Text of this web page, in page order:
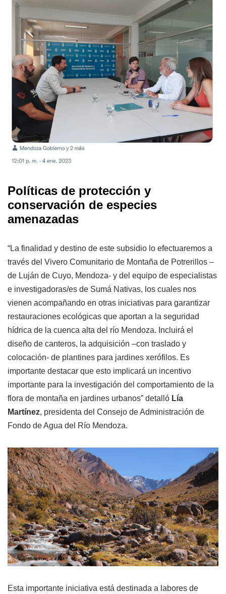
Políticas de protección y
conservación de especies
amenazadas
“La finalidad y destino de este subsidio lo efectuaremos a
través del Vivero Comunitario de Montaña de Potrerillos –
de Luján de Cuyo, Mendoza- y del equipo de especialistas
e investigadoras/es de Sumá Nativas, los cuales nos
vienen acompañando en otras iniciativas para garantizar
restauraciones ecológicas que aportan a la seguridad
hídrica de la cuenca alta del río Mendoza. Incluirá el
diseño de canteros, la adquisición –con traslado y
colocación- de plantines para jardines xerófilos. Es
importante destacar que esto implicará un incentivo
importante para la investigación del comportamiento de la
flora de montaña en jardines urbanos” detalló Lía
Martínez, presidenta del Consejo de Administración de
Fondo de Agua del Río Mendoza.
Esta importante iniciativa está destinada a labores de